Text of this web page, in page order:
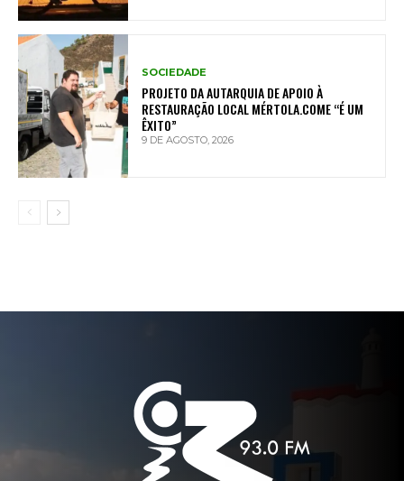
SOCIEDADE
PROJETO DA AUTARQUIA DE APOIO À
RESTAURAÇÃO LOCAL MÉRTOLA.COME “É UM
ÊXITO”
9 DE AGOSTO, 2026